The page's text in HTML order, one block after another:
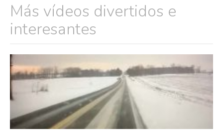
Más vídeos divertidos e
interesantes